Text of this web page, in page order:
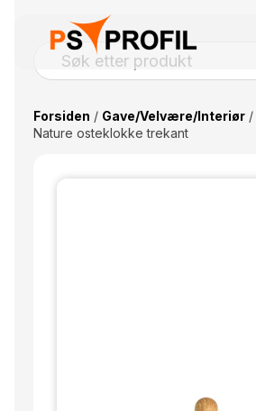
Forsiden / Gave/Velvære/Interiør/
Nature osteklokke trekant